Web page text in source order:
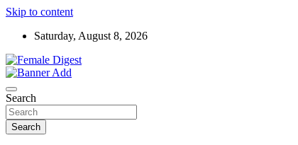
Skip to content
Saturday, August 8, 2026
Female Digest
Search
Search